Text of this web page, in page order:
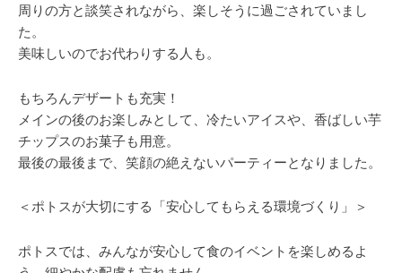
周りの方と談笑されながら、楽しそうに過ごされていまし
た。
美味しいのでお代わりする人も。
もちろんデザートも充実！
メインの後のお楽しみとして、冷たいアイスや、香ばしい芋
チップスのお菓子も用意。
最後の最後まで、笑顔の絶えないパーティーとなりました。
＜ポトスが大切にする「安心してもらえる環境づくり」＞
ポトスでは、みんなが安心して食のイベントを楽しめるよ